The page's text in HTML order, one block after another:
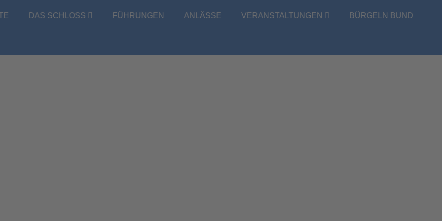
DAS SCHLOSS FÜHRUNGEN ANLÄSSE VERANSTALTUNGEN BÜRGELN BUND